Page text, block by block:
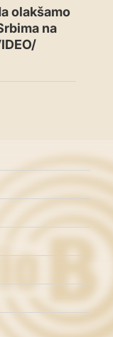
olakšamo
na